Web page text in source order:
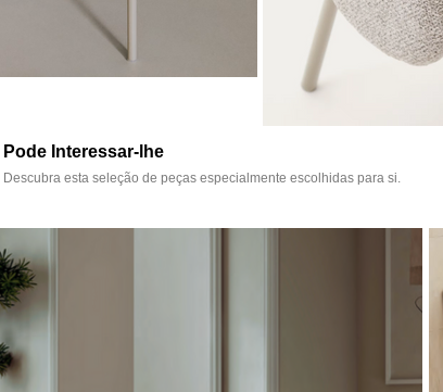
Pode Interessar-lhe
Descubra esta seleção de peças especialmente escolhidas para si.